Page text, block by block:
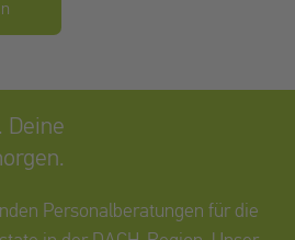
Deine
Personalberatungen für die